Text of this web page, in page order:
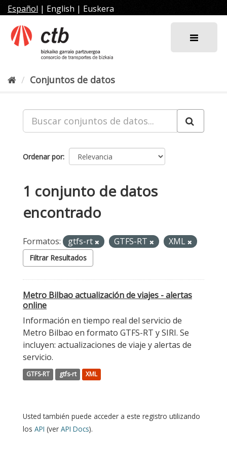
al
contenido
Español | English | Euskera
Conjuntos de datos
Ordenar por
1 conjunto de datos
encontrado
Formatos: gtfs-rt GTFS-RT XML
Filtrar Resultados
Metro Bilbao actualización de viajes - alertas
online
Información en tiempo real del servicio de
Metro Bilbao en formato GTFS-RT y SIRI. Se
incluyen: actualizaciones de viaje y alertas de
servicio.
GTFS-RT gtfs-rt XML
Usted también puede acceder a este registro utilizando
los API (ver API Docs).